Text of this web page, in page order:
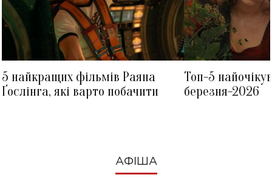
5 найкращих фільмів Раяна
Ґослінга, які варто побачити
Топ-5
березня-2026
АФІША